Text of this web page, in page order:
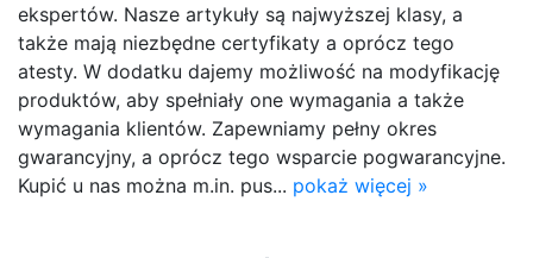
ekspertów. Nasze artykuły są najwyższej klasy, a
także mają niezbędne certyfikaty a oprócz tego
atesty. W dodatku dajemy możliwość na modyfikację
produktów, aby spełniały one wymagania a także
wymagania klientów. Zapewniamy pełny okres
gwarancyjny, a oprócz tego wsparcie pogwarancyjne.
Kupić u nas można m.in. pus... pokaż więcej »